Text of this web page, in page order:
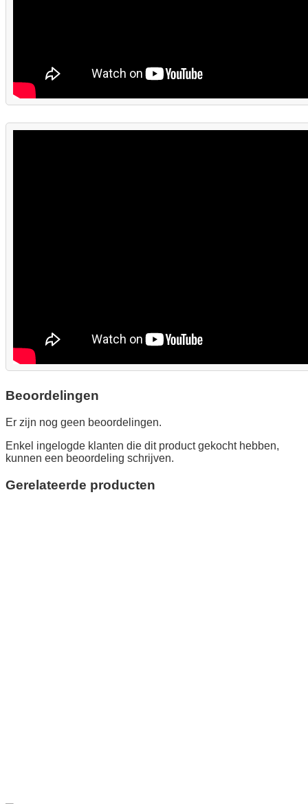
Beoordelingen
Er zijn nog geen beoordelingen.
Enkel ingelogde klanten die dit product gekocht hebben,
kunnen een beoordeling schrijven.
Gerelateerde producten